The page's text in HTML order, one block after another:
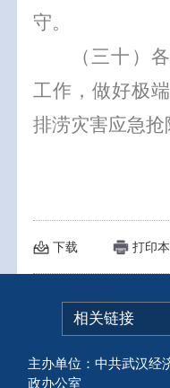
守。
（三十）
工作，做好极
排涝灾害应急抢
下载 打印
相关链接
主办单位：中共武汉经
政办公室